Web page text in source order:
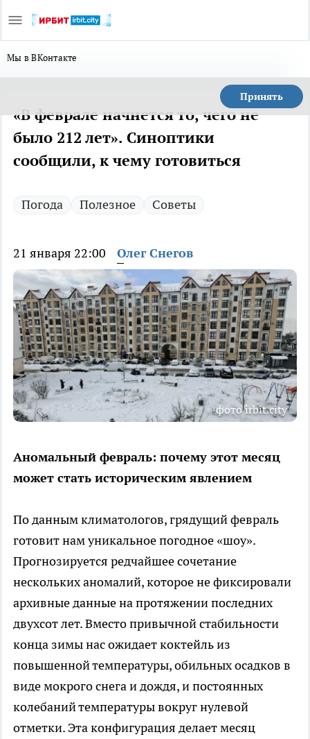
Мы в ВКонтакте
Принять
«В феврале начнется то, чего не
было 212 лет». Синоптики
сообщили, к чему готовиться
Погода Полезное Советы
21 января 22:00 Олег Снегов
фото irbit.city
Аномальный февраль: почему этот месяц
может стать историческим явлением
По данным климатологов, грядущий февраль
готовит нам уникальное погодное «шоу».
Прогнозируется редчайшее сочетание
нескольких аномалий, которое не фиксировали
архивные данные на протяжении последних
двухсот лет. Вместо привычной стабильности
конца зимы нас ожидает коктейль из
повышенной температуры, обильных осадков в
виде мокрого снега и дождя, и постоянных
колебаний температуры вокруг нулевой
отметки. Эта конфигурация делает месяц